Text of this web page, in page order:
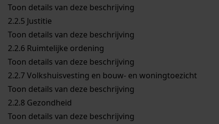
Toon details van deze beschrijving
2.2.5 Justitie
Toon details van deze beschrijving
2.2.6 Ruimtelijke ordening
Toon details van deze beschrijving
2.2.7Volkshuisvesting en bouw- en woningtoezicht
Toon details van deze beschrijving
2.2.8 Gezondheid
Toon details van deze beschrijving